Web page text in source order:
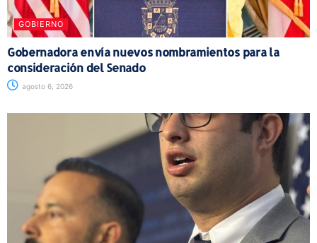
GOBIERNO
Gobernadora envía nuevos nombramientos para la
consideración del Senado
agosto 6, 2026